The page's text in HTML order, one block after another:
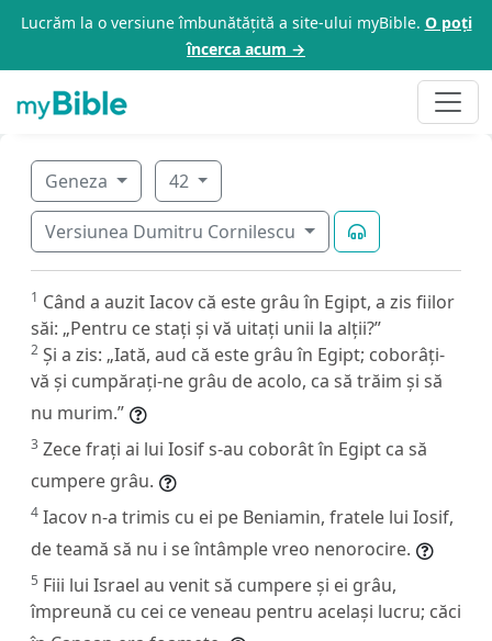
Lucrăm la o versiune îmbunătățită a site-ului myBible. O poți
încerca acum →
Geneza 42
Versiunea Dumitru Cornilescu
1 Când a auzit Iacov că este grâu în Egipt, a zis fiilor
săi: „Pentru ce stați și vă uitați unii la alții?”
2 Și a zis: „Iată, aud că este grâu în Egipt; coborâți-
vă și cumpărați-ne grâu de acolo, ca să trăim și să
nu murim.”
3 Zece frați ai lui Iosif s-au coborât în Egipt ca să
cumpere grâu.
4 Iacov n-a trimis cu ei pe Beniamin, fratele lui Iosif,
de teamă să nu i se întâmple vreo nenorocire.
5 Fiii lui Israel au venit să cumpere și ei grâu,
împreună cu cei ce veneau pentru același lucru; căci